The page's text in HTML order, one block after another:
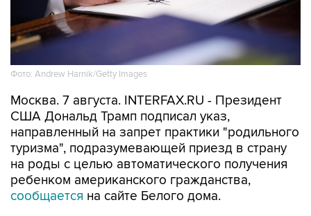
Фото: Andrew Harnik/Getty Images
Москва. 7 августа. INTERFAX.RU - Президент
США Дональд Трамп подписал указ,
направленный на запрет практики "родильного
туризма", подразумевающей приезд в страну
на роды с целью автоматического получения
ребенком американского гражданства,
сообщается на сайте Белого дома.